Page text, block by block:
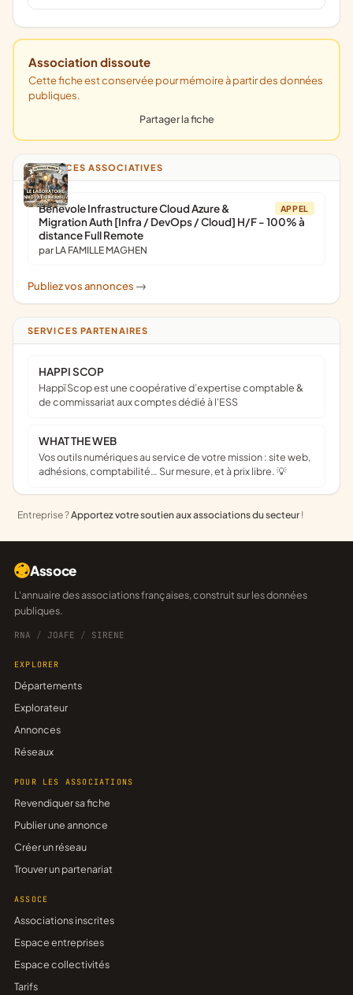
Association dissoute
Cette fiche est conservée pour mémoire à partir des données
publiques.
Partager la fiche
ANNONCES ASSOCIATIVES
APPEL
Bénévole Infrastructure Cloud Azure &
Migration Auth [Infra / DevOps / Cloud] H/F - 100% à
distance Full Remote
par LA FAMILLE MAGHEN
Publiez vos annonces ->
SERVICES PARTENAIRES
HAPPI SCOP
Happï Scop est une coopérative d’expertise comptable &
de commissariat aux comptes dédié à l'ESS
WHAT THE WEB
Vos outils numériques au service de votre mission : site web,
adhésions, comptabilité… Sur mesure, et à prix libre. 💡
Entreprise ?Apportez votre soutien aux associations du secteur !
Assoce
L'annuaire des associations françaises, construit sur les données
publiques.
RNA / JOAFE / SIRENE
EXPLORER
Départements
Explorateur
Annonces
Réseaux
POUR LES ASSOCIATIONS
Revendiquer sa fiche
Publier une annonce
Créer un réseau
Trouver un partenariat
ASSOCE
Associations inscrites
Espace entreprises
Espace collectivités
Tarifs